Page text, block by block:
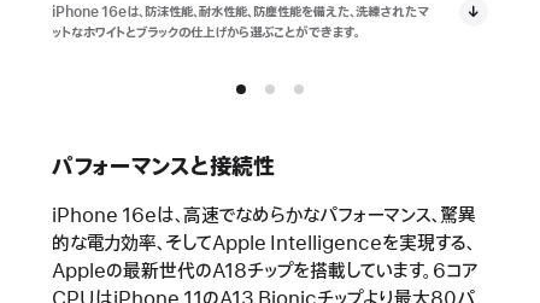
iPhone 16eは、防沫性能、耐水性能、防塵性能を備えた、洗練されたマ
ットなホワイトとブラックの仕上げから選ぶことができます。
パフォーマンスと接続性
iPhone 16eは、高速でなめらかなパフォーマンス、驚異
的な電力効率、そしてApple Intelligenceを実現する、
Appleの最新世代のA18チップを搭載しています。6コア